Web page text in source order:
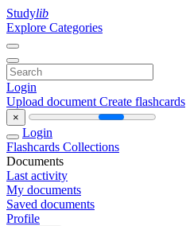
Studylib
Explore Categories
Login
Upload document Create flashcards
×
Login
Flashcards Collections
Documents
Last activity
My documents
Saved documents
Profile